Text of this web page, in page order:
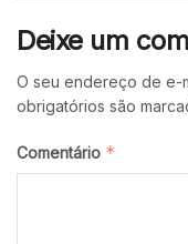
Deixe um
O seu endereço de e-
obrigatórios são
Comentário *